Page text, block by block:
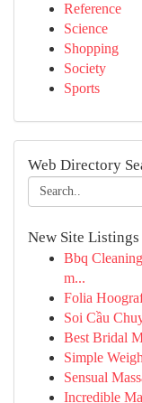
Reference
Science
Shopping
Society
Sports
Web Directory
New Site Listings
Bbq
m...
Folia
Soi Cầu
Best Bridal
Simple
Sensual
Incredible